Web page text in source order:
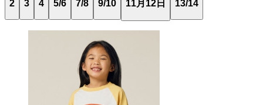
2 3 4 5/6 7/8 9/10 11月12日 13/14